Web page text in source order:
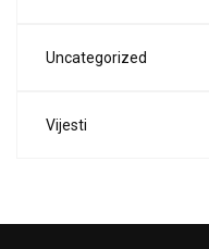
Uncategorized
Vijesti